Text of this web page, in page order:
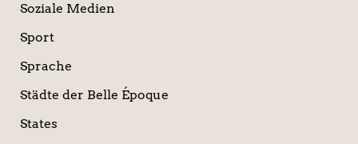
Soziale Medien
Sport
Sprache
Städte der Belle Époque
States